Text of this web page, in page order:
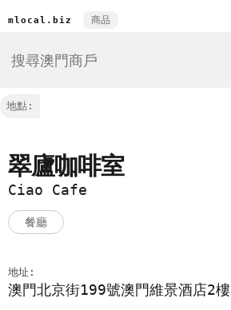
mlocal.biz 商品
地點:
翠廬咖啡室
Ciao Cafe
餐廳
地址:
澳門北京街199號澳門維景酒店2樓